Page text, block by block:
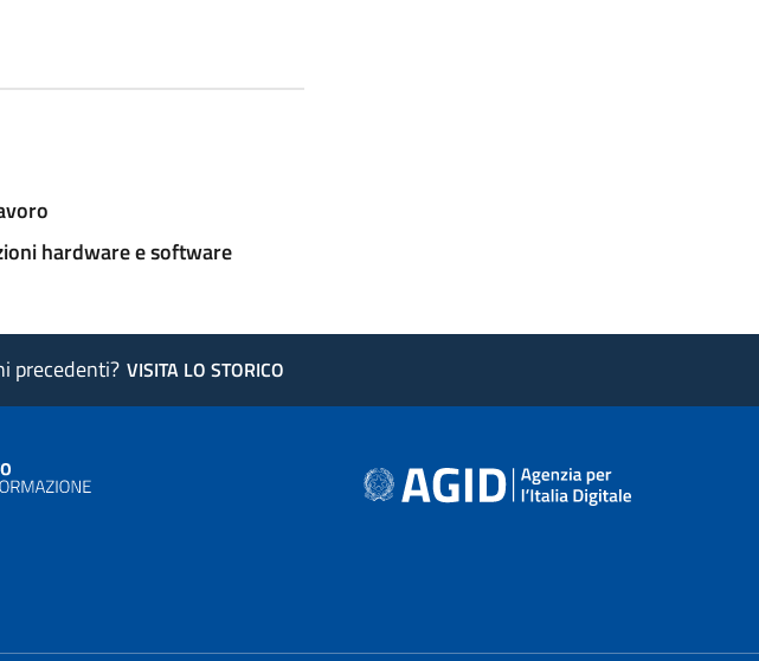
hardware e software
precedenti? VISITA LO STORICO